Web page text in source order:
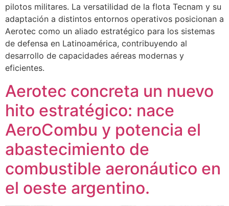
pilotos militares. La versatilidad de la flota Tecnam y su
adaptación a distintos entornos operativos posicionan a
Aerotec como un aliado estratégico para los sistemas
de defensa en Latinoamérica, contribuyendo al
desarrollo de capacidades aéreas modernas y
eficientes.
Aerotec concreta un nuevo
hito estratégico: nace
AeroCombu y potencia el
abastecimiento de
combustible aeronáutico en
el oeste argentino.